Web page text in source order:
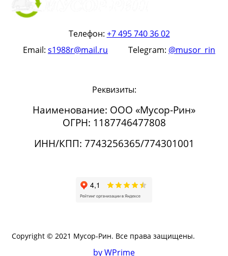
Телефон: +7 495 740 36 02
Email: s1988r@mail.ru Telegram: @musor_rin
Реквизиты:
Наименование: ООО «Мусор-Рин»
ОГРН: 1187746477808
ИНН/КПП: 7743256365/774301001
Copyright © 2021 Мусор-Рин. Все права защищены.
by WPrime